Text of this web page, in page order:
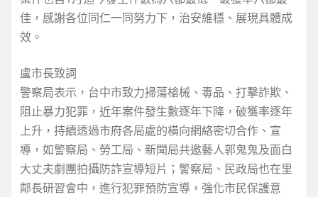
佳，感謝各位同仁一同努力下，治安維穩、展現具體成
效。
盧市長致詞
警察局表示，台中市致力掃蕩槍械、毒品、打擊詐欺、
阻止暴力犯罪，近年案件發生數逐年下降，破獲率逐年
上升，持續透過市府各局處的橫向網絡密切合作、宣
導，如警察局、勞工局、新聞局共邀藝人郭鬼鬼及面白
大丈夫劇團拍攝防詐宣導短片；警察局、民政局也在里
鄰長研習會中，進行犯罪預防宣導，強化市民保護意